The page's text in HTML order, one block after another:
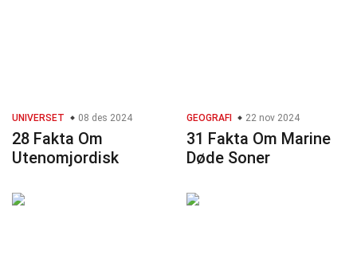
UNIVERSET 08 des 2024
28 Fakta Om
Utenomjordisk
GEOGRAFI 22 nov 2024
31 Fakta Om Marine
Døde Soner